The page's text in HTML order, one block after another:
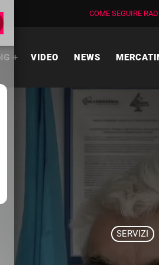
COME SEGUIRE
VIDEO NEWS
SERVIZI